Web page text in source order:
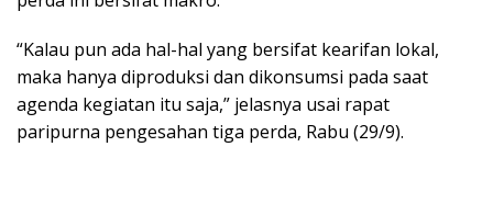
“Kalau pun ada hal-hal yang bersifat kearifan lokal,
maka hanya diproduksi dan dikonsumsi pada saat
agenda kegiatan itu saja,” jelasnya usai rapat
paripurna pengesahan tiga perda, Rabu (29/9).